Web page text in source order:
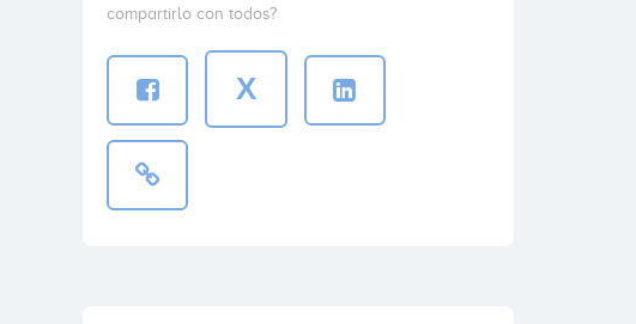
compartirlo con todos?
X